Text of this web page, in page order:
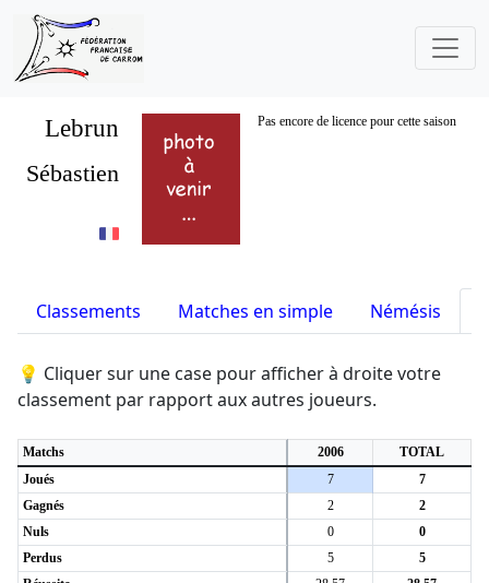
Lebrun Pas encore de licence pour cette saison
Sébastien
Classements Matches en simple Némésis
💡 Cliquer sur une case pour afficher à droite votre
classement par rapport aux autres joueurs.
Matchs 2006
TOTAL
Joués
7
7
Gagnés
2
2
Nuls
0
0
Perdus
5
5